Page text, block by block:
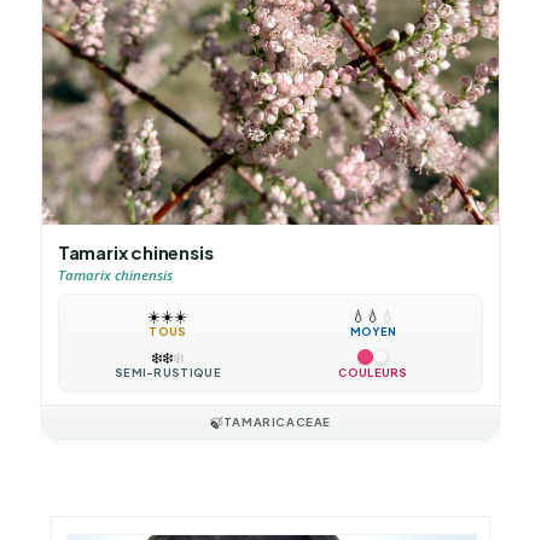
Tamarix chinensis
Tamarix chinensis
☀️☀️☀️
TOUS
💧 💧 💧
MOYEN
❄️❄️❄️
SEMI-RUSTIQUE COULEURS
🍃TAMARICACEAE